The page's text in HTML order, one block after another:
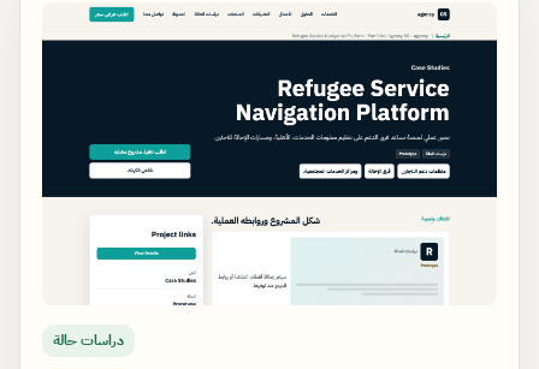
دراسات حالة